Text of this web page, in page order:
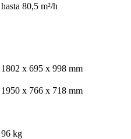
hasta 80,5 m²/h
1802 x 695 x 998 mm
1950 x 766 x 718 mm
96 kg